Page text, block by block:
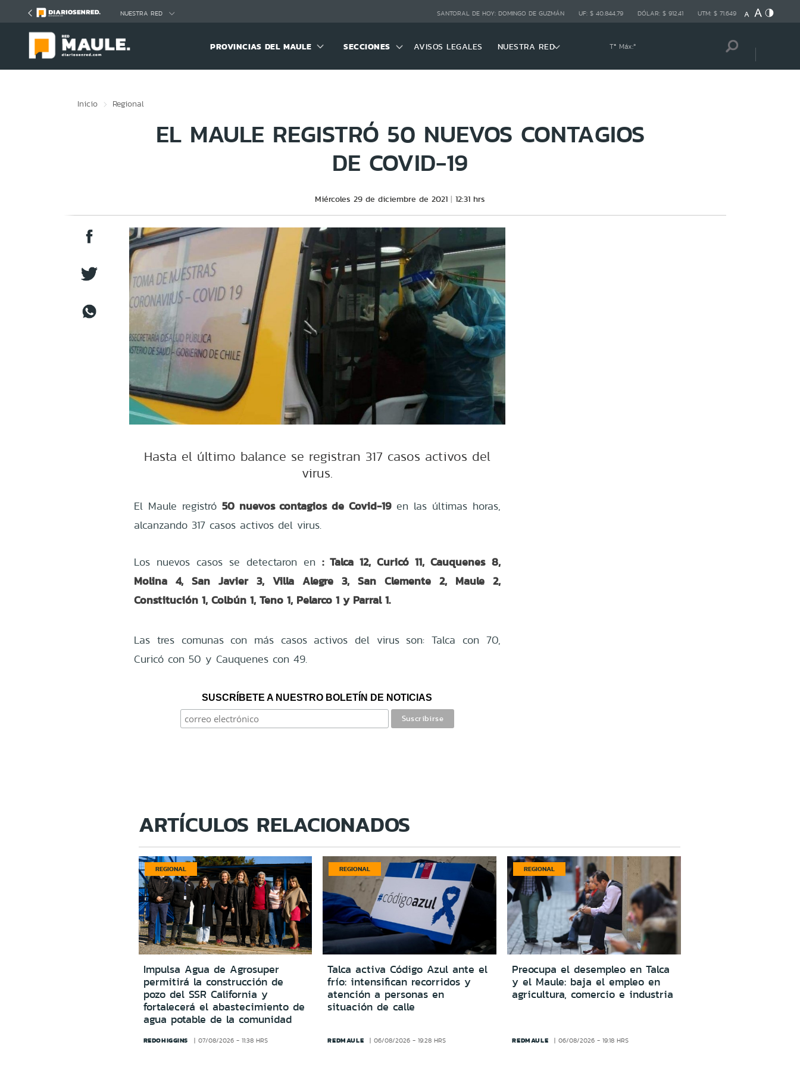
NUESTRA RED SANTORAL DE HOY: DOMINGO DE GUZMÁN UF: $ 40.844,79 DÓLAR: $ 912,41 UTM: $ 71.649
PROVINCIAS DEL MAULE SECCIONES AVISOS LEGALES NUESTRA RED Tª Máx:º
Inicio Regional
EL MAULE REGISTRÓ 50 NUEVOS CONTAGIOS
DE COVID-19
Miércoles 29 de diciembre de 2021 12:31 hrs
Hasta el último balance se registran 317 casos activos del
virus.
El Maule registró 50 nuevos contagios de Covid-19en las últimas horas,
alcanzando 317 casos activos del virus.
Los nuevos casos se detectaron en: Talca 12, Curicó 11, Cauquenes 8,
Molina 4, San Javier 3, Villa Alegre 3, San Clemente 2, Maule 2,
Constitución 1, Colbún 1, Teno 1, Pelarco 1 y Parral 1.
Las tres comunas con más casos activos del virus son: Talca con 70,
Curicó con 50 y Cauquenes con 49.
SUSCRÍBETE A NUESTRO BOLETÍN DE NOTICIAS
ARTÍCULOS RELACIONADOS
REGIONAL
Impulsa Agua de Agrosuper
permitirá la construcción de
pozo del SSR California y
fortalecerá el abastecimiento de
agua potable de la comunidad
REDOHIGGINS 07/08/2026 - 11:38 HRS
REGIONAL
Talca activa Código Azul ante el
frío: intensifican recorridos y
atención a personas en
situación de calle
REDMAULE 06/08/2026 - 19:28 HRS
REGIONAL
Preocupa el desempleo en Talca
y el Maule: baja el empleo en
agricultura, comercio e industria
REDMAULE 06/08/2026 - 19:18 HRS